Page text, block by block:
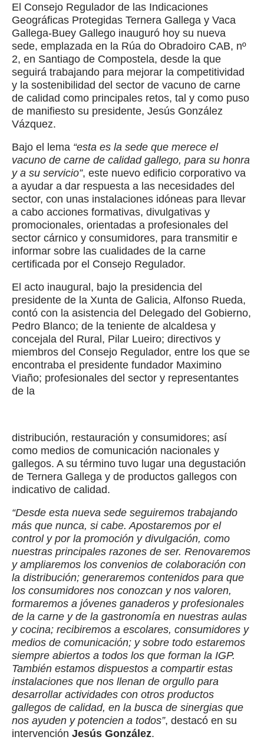
El Consejo Regulador de las Indicaciones
Geográficas Protegidas Ternera Gallega y Vaca
Gallega-Buey Gallego inauguró hoy su nueva
sede, emplazada en la Rúa do Obradoiro CAB, nº
2, en Santiago de Compostela, desde la que
seguirá trabajando para mejorar la competitividad
y la sostenibilidad del sector de vacuno de carne
de calidad como principales retos, tal y como puso
de manifiesto su presidente, Jesús González
Vázquez.
Bajo el lema “esta es la sede que merece el
vacuno de carne de calidad gallego, para su honra
y a su servicio”, este nuevo edificio corporativo va
a ayudar a dar respuesta a las necesidades del
sector, con unas instalaciones idóneas para llevar
a cabo acciones formativas, divulgativas y
promocionales, orientadas a profesionales del
sector cárnico y consumidores, para transmitir e
informar sobre las cualidades de la carne
certificada por el Consejo Regulador.
El acto inaugural, bajo la presidencia del
presidente de la Xunta de Galicia, Alfonso Rueda,
contó con la asistencia del Delegado del Gobierno,
Pedro Blanco; de la teniente de alcaldesa y
concejala del Rural, Pilar Lueiro; directivos y
miembros del Consejo Regulador, entre los que se
encontraba el presidente fundador Maximino
Viaño; profesionales del sector y representantes
de la
distribución, restauración y consumidores; así
como medios de comunicación nacionales y
gallegos. A su término tuvo lugar una degustación
de Ternera Gallega y de productos gallegos con
indicativo de calidad.
“Desde esta nueva sede seguiremos trabajando
más que nunca, si cabe. Apostaremos por el
control y por la promoción y divulgación, como
nuestras principales razones de ser. Renovaremos
y ampliaremos los convenios de colaboración con
la distribución; generaremos contenidos para que
los consumidores nos conozcan y nos valoren,
formaremos a jóvenes ganaderos y profesionales
de la carne y de la gastronomía en nuestras aulas
y cocina; recibiremos a escolares, consumidores y
medios de comunicación; y sobre todo estaremos
siempre abiertos a todos los que forman la IGP.
También estamos dispuestos a compartir estas
instalaciones que nos llenan de orgullo para
desarrollar actividades con otros productos
gallegos de calidad, en la busca de sinergias que
nos ayuden y potencien a todos”, destacó en su
intervención Jesús González.